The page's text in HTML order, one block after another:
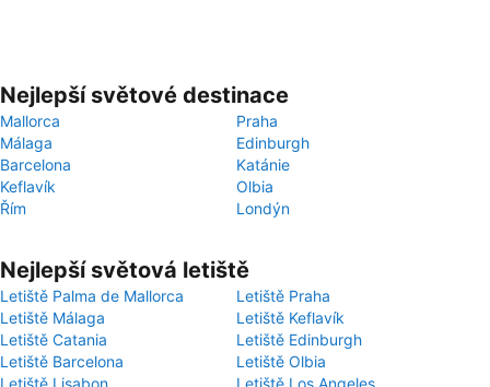
Nejlepší světové destinace
Mallorca
Praha
Málaga
Edinburgh
Barcelona
Katánie
Keflavík
Olbia
Řím
Londýn
Nejlepší světová letiště
Letiště Palma de Mallorca
Letiště Praha
Letiště Málaga
Letiště Keflavík
Letiště Catania
Letiště Edinburgh
Letiště Barcelona
Letiště Olbia
Letiště Lisabon
Letiště Los Angeles